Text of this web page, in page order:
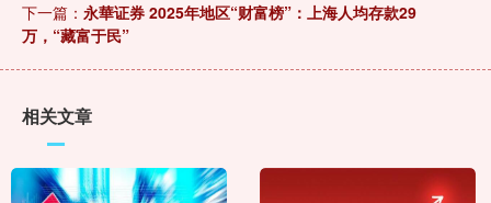
下一篇： 永華证券 2025年地区“财富榜”：上海人均存款29
万，“藏富于民”
相关文章